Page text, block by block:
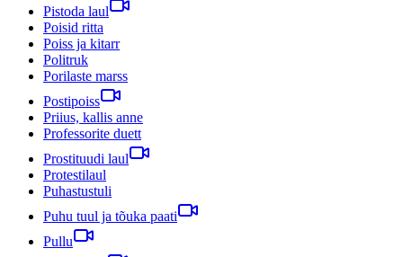
Pistoda laul
Poisid ritta
Poiss ja kitarr
Politruk
Porilaste marss
Postipoiss
Priius, kallis anne
Professorite duett
Prostituudi laul
Protestilaul
Puhastustuli
Puhu tuul ja tõuka paati
Pullu